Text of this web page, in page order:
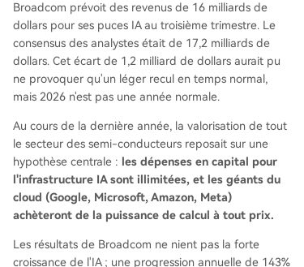
Broadcom prévoit des revenus de 16 milliards de
dollars pour ses puces IA au troisième trimestre. Le
consensus des analystes était de 17,2 milliards de
dollars. Cet écart de 1,2 milliard de dollars aurait pu
ne provoquer qu'un léger recul en temps normal,
mais 2026 n'est pas une année normale.
Au cours de la dernière année, la valorisation de tout
le secteur des semi-conducteurs reposait sur une
hypothèse centrale : les dépenses en capital pour
l'infrastructure IA sont illimitées, et les géants du
cloud (Google, Microsoft, Amazon, Meta)
achèteront de la puissance de calcul à tout prix.
Les résultats de Broadcom ne nient pas la forte
croissance de l'IA ; une progression annuelle de 143%